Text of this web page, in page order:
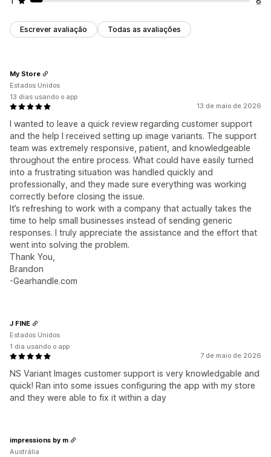
Escrever avaliação Todas as avaliações
13 de maio de 2026
I wanted to leave a quick review regarding customer support
and the help I received setting up image variants. The support
team was extremely responsive, patient, and knowledgeable
throughout the entire process. What could have easily turned
into a frustrating situation was handled quickly and
professionally, and they made sure everything was working
correctly before closing the issue.
It’s refreshing to work with a company that actually takes the
time to help small businesses instead of sending generic
responses. I truly appreciate the assistance and the effort that
went into solving the problem.
Thank You,
Brandon
-Gearhandle.com
My Store
Estados Unidos
13 dias usando o app
7 de maio de 2026
NS Variant Images customer support is very knowledgable and
quick! Ran into some issues configuring the app with my store
and they were able to fix it within a day
J FINE
Estados Unidos
1 dia usando o app
impressions by m
Austrália